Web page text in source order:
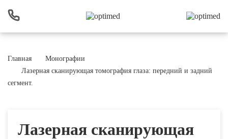
Главная
Монографии
Лазерная сканирующая томография глаза: передний и задний
сегмент.
Лазерная сканирующая